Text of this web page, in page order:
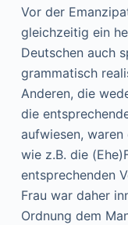
Vor der
gleichzeitig ein
Deutschen auch
grammatisch
Anderen, die
die
aufwiesen,
wie z.B. die
entsprechenden
Frau war daher
Ordnung dem